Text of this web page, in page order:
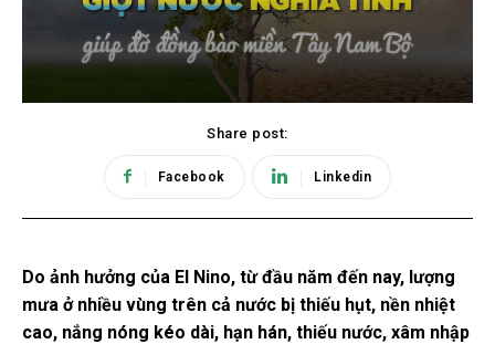
Share post:
Facebook Linkedin
Do ảnh hưởng của El Nino, từ đầu năm đến nay, lượng
mưa ở nhiều vùng trên cả nước bị thiếu hụt, nền nhiệt
cao, nắng nóng kéo dài, hạn hán, thiếu nước, xâm nhập